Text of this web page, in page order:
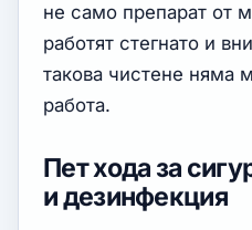
не само препарат от
работят стегнато и
такова чистене няма
работа.
Пет хода за
и дезинфекция